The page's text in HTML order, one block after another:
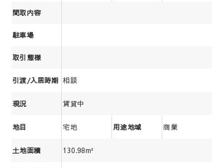
間取内容
駐車場
取引態様
引渡/入居時期 相談
現況 賃貸中
地目 宅地 用途地域 商業
土地面積 130.98m²